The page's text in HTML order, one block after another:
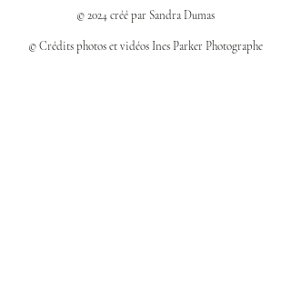
© 2024 créé par Sandra Dumas
© Crédits photos et vidéos Ines Parker Photographe